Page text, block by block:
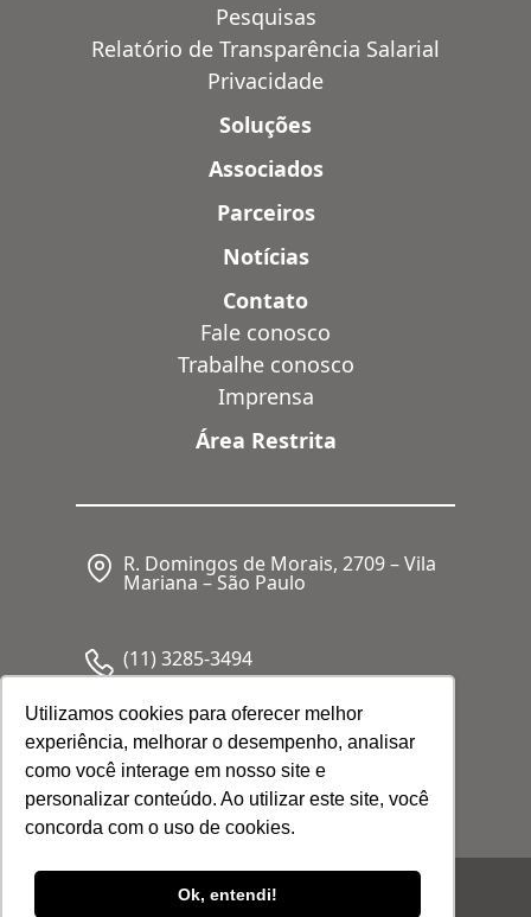
Utilizamos cookies para oferecer melhor
experiência, melhorar o desempenho, analisar
como você interage em nosso site e
personalizar conteúdo. Ao utilizar este site, você
concorda com o uso de cookies.
Ok, entendi!
Pesquisas
Relatório de Transparência Salarial
Privacidade
Soluções
Associados
Parceiros
Notícias
Contato
Fale conosco
Trabalhe conosco
Imprensa
Área Restrita
R. Domingos de Morais, 2709 – Vila
Mariana – São Paulo
(11) 3285-3494
CNPJ: 05.341.062/0001-80
© 2026 Febrafar. Todos os direitos